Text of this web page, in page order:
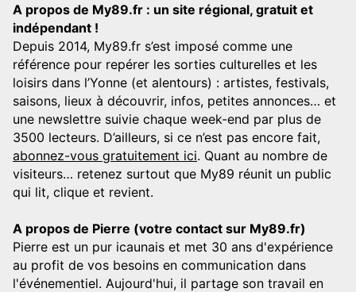
A propos de My89.fr : un site régional, gratuit et
indépendant !
Depuis 2014, My89.fr s’est imposé comme une
référence pour repérer les sorties culturelles et les
loisirs dans l’Yonne (et alentours) : artistes, festivals,
saisons, lieux à découvrir, infos, petites annonces… et
une newslettre suivie chaque week-end par plus de
3500 lecteurs. D’ailleurs, si ce n’est pas encore fait,
abonnez-vous gratuitement ici. Quant au nombre de
visiteurs… retenez surtout que My89 réunit un public
qui lit, clique et revient.
A propos de Pierre (votre contact sur My89.fr)
Pierre est un pur icaunais et met 30 ans d'expérience
au profit de vos besoins en communication dans
l'événementiel. Aujourd'hui, il partage son travail en